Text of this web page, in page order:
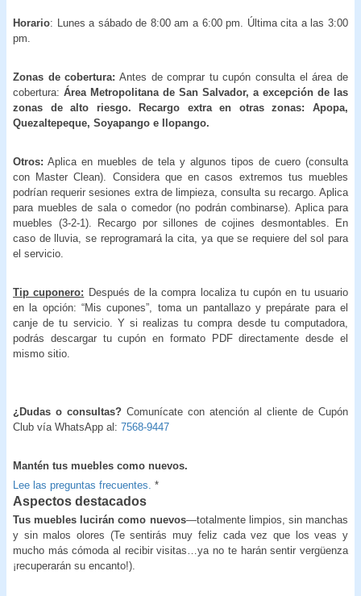
Horario: Lunes a sábado de 8:00 am a 6:00 pm. Última cita a las 3:00
pm.
Zonas de cobertura: Antes de comprar tu cupón consulta el área de
cobertura: Área Metropolitana de San Salvador, a excepción de las
zonas de alto riesgo. Recargo extra en otras zonas: Apopa,
Quezaltepeque, Soyapango e Ilopango.
Otros: Aplica en muebles de tela y algunos tipos de cuero (consulta
con Master Clean). Considera que en casos extremos tus muebles
podrían requerir sesiones extra de limpieza, consulta su recargo. Aplica
para muebles de sala o comedor (no podrán combinarse). Aplica para
muebles (3-2-1). Recargo por sillones de cojines desmontables. En
caso de lluvia, se reprogramará la cita, ya que se requiere del sol para
el servicio.
Tip cuponero: Después de la compra localiza tu cupón en tu usuario
en la opción: “Mis cupones”, toma un pantallazo y prepárate para el
canje de tu servicio. Y si realizas tu compra desde tu computadora,
podrás descargar tu cupón en formato PDF directamente desde el
mismo sitio.
¿Dudas o consultas? Comunícate con atención al cliente de Cupón
Club vía WhatsApp al: 7568-9447
Mantén tus muebles como nuevos.
Lee las preguntas frecuentes. *
Aspectos destacados
Tus muebles lucirán como nuevos—totalmente limpios, sin manchas
y sin malos olores (Te sentirás muy feliz cada vez que los veas y
mucho más cómoda al recibir visitas…ya no te harán sentir vergüenza
¡recuperarán su encanto!).